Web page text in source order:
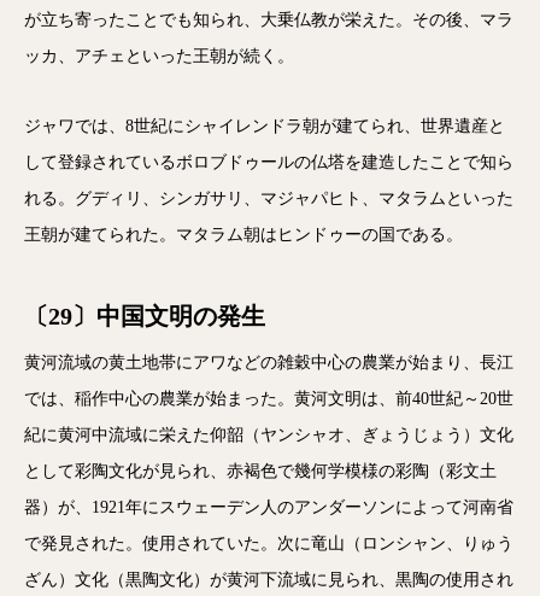
が立ち寄ったことでも知られ、大乗仏教が栄えた。その後、マラ
ッカ、アチェといった王朝が続く。
ジャワでは、8世紀にシャイレンドラ朝が建てられ、世界遺産と
して登録されているボロブドゥールの仏塔を建造したことで知ら
れる。グディリ、シンガサリ、マジャパヒト、マタラムといった
王朝が建てられた。マタラム朝はヒンドゥーの国である。
〔29〕中国文明の発生
黄河流域の黄土地帯にアワなどの雑穀中心の農業が始まり、長江
では、稲作中心の農業が始まった。黄河文明は、前40世紀～20世
紀に黄河中流域に栄えた仰韶（ヤンシャオ、ぎょうじょう）文化
として彩陶文化が見られ、赤褐色で幾何学模様の彩陶（彩文土
器）が、1921年にスウェーデン人のアンダーソンによって河南省
で発見された。使用されていた。次に竜山（ロンシャン、りゅう
ざん）文化（黒陶文化）が黄河下流域に見られ、黒陶の使用され